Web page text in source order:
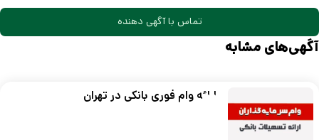
تماس با آگهی دهنده
آگهی‌های مشابه
ارائه وام فوری بانکی در تهران